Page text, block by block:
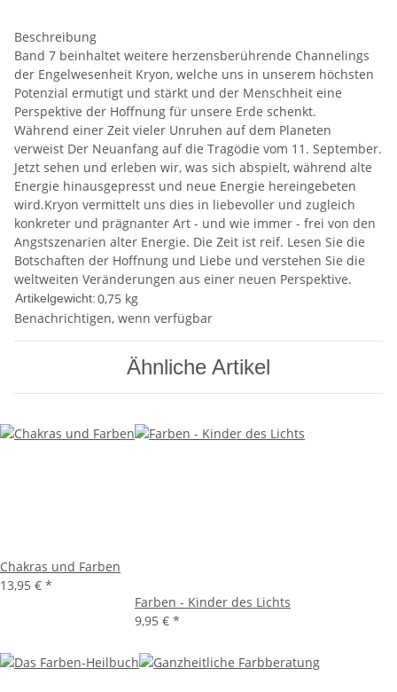
Beschreibung
Band 7 beinhaltet weitere herzensberührende Channelings
der Engelwesenheit Kryon, welche uns in unserem höchsten
Potenzial ermutigt und stärkt und der Menschheit eine
Perspektive der Hoffnung für unsere Erde schenkt.
Während einer Zeit vieler Unruhen auf dem Planeten
verweist Der Neuanfang auf die Tragödie vom 11. September.
Jetzt sehen und erleben wir, was sich abspielt, während alte
Energie hinausgepresst und neue Energie hereingebeten
wird.Kryon vermittelt uns dies in liebevoller und zugleich
konkreter und prägnanter Art - und wie immer - frei von den
Angstszenarien alter Energie. Die Zeit ist reif. Lesen Sie die
Botschaften der Hoffnung und Liebe und verstehen Sie die
weltweiten Veränderungen aus einer neuen Perspektive.
Artikelgewicht:0,75 kg
Benachrichtigen, wenn verfügbar
Ähnliche Artikel
Chakras und Farben
13,95 € *
Farben - Kinder des Lichts
9,95 € *